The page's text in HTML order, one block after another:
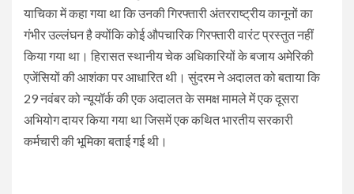
याचिका में कहा गया था कि उनकी गिरफ्तारी अंतरराष्ट्रीय कानूनों का
गंभीर उल्लंघन है क्योंकि कोई औपचारिक गिरफ्तारी वारंट प्रस्तुत नहीं
किया गया था। हिरासत स्थानीय चेक अधिकारियों के बजाय अमेरिकी
एजेंसियों की आशंका पर आधारित थी। सुंदरम ने अदालत को बताया कि
29 नवंबर को न्यूयॉर्क की एक अदालत के समक्ष मामले में एक दूसरा
अभियोग दायर किया गया था जिसमें एक कथित भारतीय सरकारी
कर्मचारी की भूमिका बताई गई थी।